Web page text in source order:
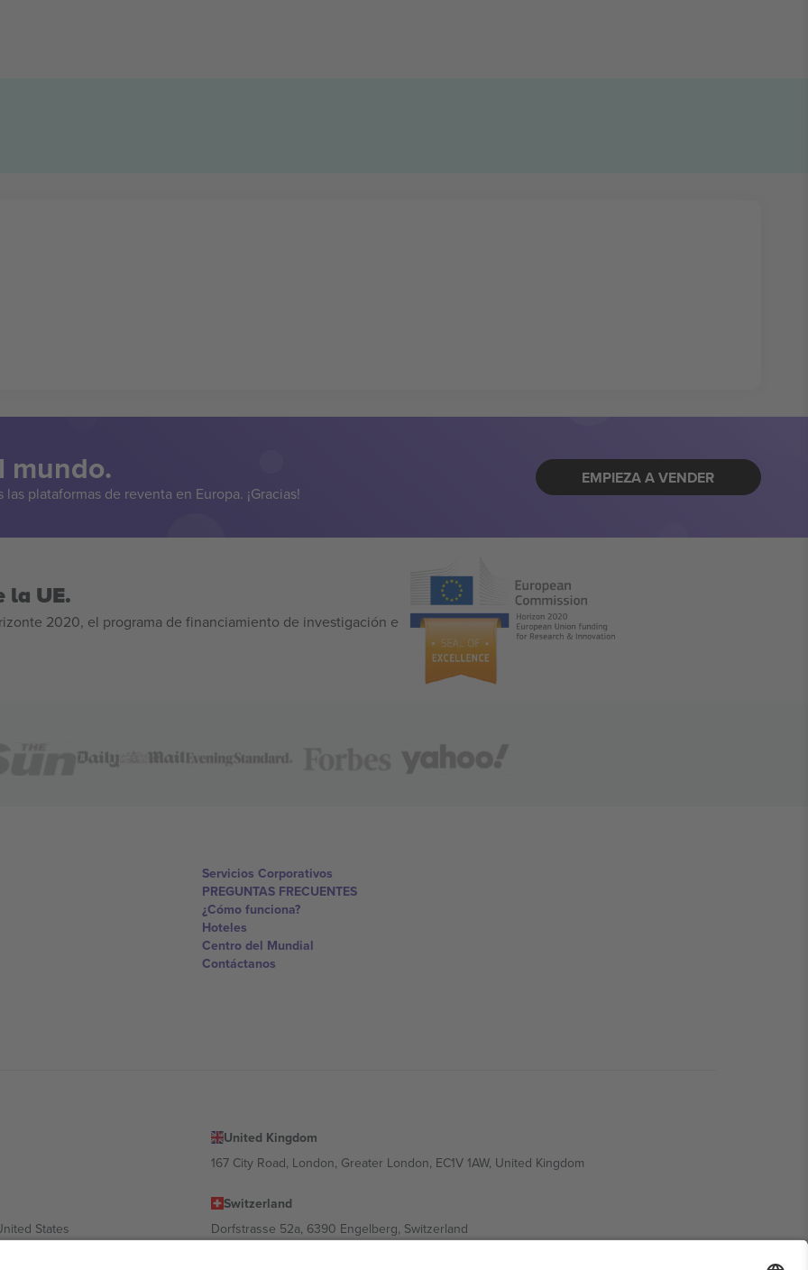
mundo.
plataformas de reventa en Europa. ¡Gracias!
EMPIEZA A VENDER
la UE.
2020, el programa de financiamiento de investigación e
Servicios Corporativos
PREGUNTAS FRECUENTES
¿Cómo funciona?
Hoteles
Centro del Mundial
Contáctanos
United Kingdom
167 City Road, London, Greater London, EC1V 1AW, United Kingdom
States
Switzerland
Dorfstrasse 52a, 6390 Engelberg, Switzerland